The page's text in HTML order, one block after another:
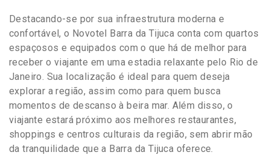
Destacando-se por sua infraestrutura moderna e
confortável, o Novotel Barra da Tijuca conta com quartos
espaçosos e equipados com o que há de melhor para
receber o viajante em uma estadia relaxante pelo Rio de
Janeiro. Sua localização é ideal para quem deseja
explorar a região, assim como para quem busca
momentos de descanso à beira mar. Além disso, o
viajante estará próximo aos melhores restaurantes,
shoppings e centros culturais da região, sem abrir mão
da tranquilidade que a Barra da Tijuca oferece.